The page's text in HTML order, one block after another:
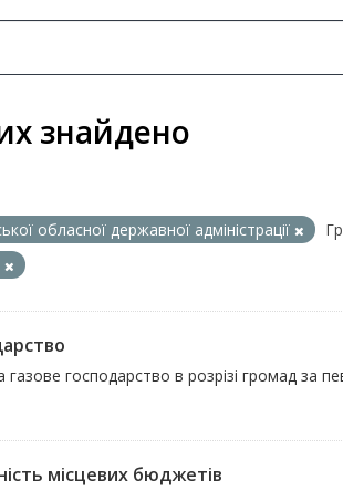
знайдено
обласної державної адміністрації
газове господарство в розрізі громад за
місцевих бюджетів